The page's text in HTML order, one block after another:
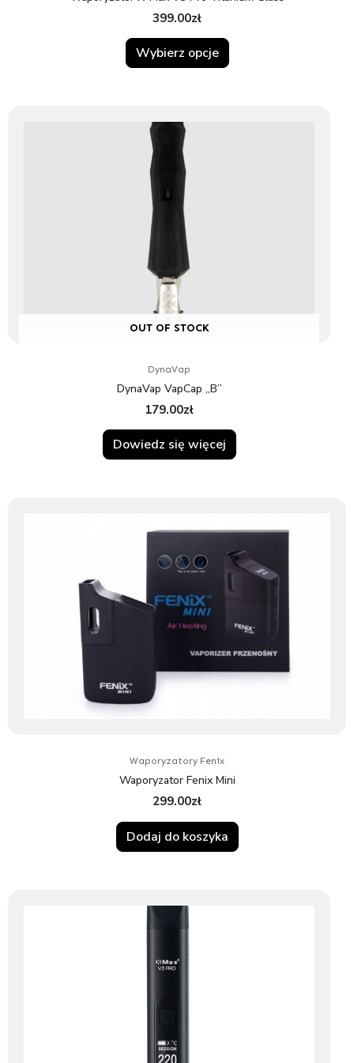
399.00zł
Wybierz opcje
OUT OF STOCK
DynaVap
DynaVap VapCap „B”
179.00zł
Dowiedz się więcej
Waporyzatory Fenix
Waporyzator Fenix Mini
299.00zł
Dodaj do koszyka
produkt
ma
wiele
wariantów.
można
stronie